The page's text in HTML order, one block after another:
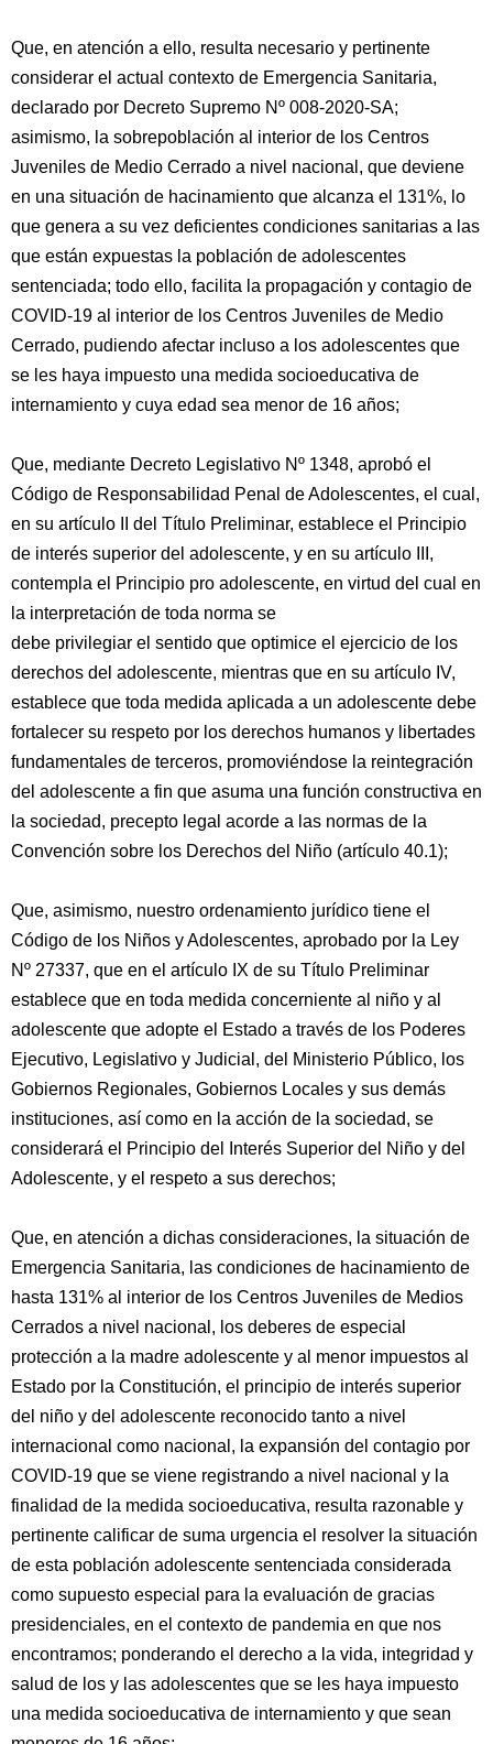
Que, en atención a ello, resulta necesario y pertinente
considerar el actual contexto de Emergencia Sanitaria,
declarado por Decreto Supremo Nº 008-2020-SA;
asimismo, la sobrepoblación al interior de los Centros
Juveniles de Medio Cerrado a nivel nacional, que deviene
en una situación de hacinamiento que alcanza el 131%, lo
que genera a su vez deficientes condiciones sanitarias a las
que están expuestas la población de adolescentes
sentenciada; todo ello, facilita la propagación y contagio de
COVID-19 al interior de los Centros Juveniles de Medio
Cerrado, pudiendo afectar incluso a los adolescentes que
se les haya impuesto una medida socioeducativa de
internamiento y cuya edad sea menor de 16 años;
Que, mediante Decreto Legislativo Nº 1348, aprobó el
Código de Responsabilidad Penal de Adolescentes, el cual,
en su artículo II del Título Preliminar, establece el Principio
de interés superior del adolescente, y en su artículo III,
contempla el Principio pro adolescente, en virtud del cual en
la interpretación de toda norma se
debe privilegiar el sentido que optimice el ejercicio de los
derechos del adolescente, mientras que en su artículo IV,
establece que toda medida aplicada a un adolescente debe
fortalecer su respeto por los derechos humanos y libertades
fundamentales de terceros, promoviéndose la reintegración
del adolescente a fin que asuma una función constructiva en
la sociedad, precepto legal acorde a las normas de la
Convención sobre los Derechos del Niño (artículo 40.1);
Que, asimismo, nuestro ordenamiento jurídico tiene el
Código de los Niños y Adolescentes, aprobado por la Ley
Nº 27337, que en el artículo IX de su Título Preliminar
establece que en toda medida concerniente al niño y al
adolescente que adopte el Estado a través de los Poderes
Ejecutivo, Legislativo y Judicial, del Ministerio Público, los
Gobiernos Regionales, Gobiernos Locales y sus demás
instituciones, así como en la acción de la sociedad, se
considerará el Principio del Interés Superior del Niño y del
Adolescente, y el respeto a sus derechos;
Que, en atención a dichas consideraciones, la situación de
Emergencia Sanitaria, las condiciones de hacinamiento de
hasta 131% al interior de los Centros Juveniles de Medios
Cerrados a nivel nacional, los deberes de especial
protección a la madre adolescente y al menor impuestos al
Estado por la Constitución, el principio de interés superior
del niño y del adolescente reconocido tanto a nivel
internacional como nacional, la expansión del contagio por
COVID-19 que se viene registrando a nivel nacional y la
finalidad de la medida socioeducativa, resulta razonable y
pertinente calificar de suma urgencia el resolver la situación
de esta población adolescente sentenciada considerada
como supuesto especial para la evaluación de gracias
presidenciales, en el contexto de pandemia en que nos
encontramos; ponderando el derecho a la vida, integridad y
salud de los y las adolescentes que se les haya impuesto
una medida socioeducativa de internamiento y que sean